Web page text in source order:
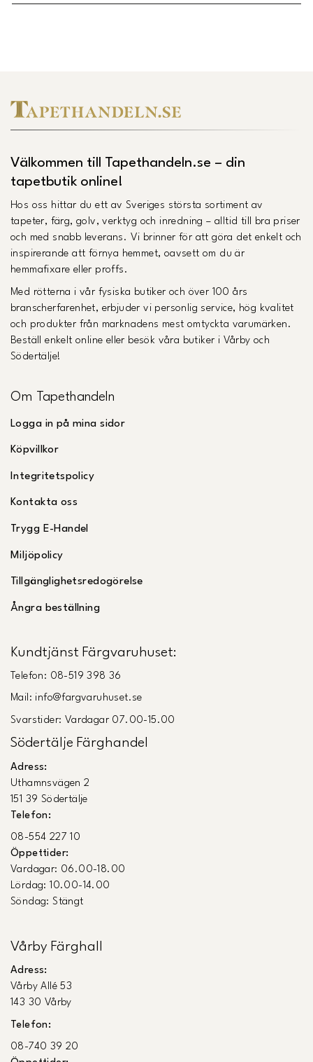
Välkommen till Tapethandeln.se – din
tapetbutik online!
Hos oss hittar du ett av Sveriges största sortiment av
tapeter, färg, golv, verktyg och inredning – alltid till bra priser
och med snabb leverans. Vi brinner för att göra det enkelt och
inspirerande att förnya hemmet, oavsett om du är
hemmafixare eller proffs.
Med rötterna i vår fysiska butiker och över 100 års
branscherfarenhet, erbjuder vi personlig service, hög kvalitet
och produkter från marknadens mest omtyckta varumärken.
Beställ enkelt online eller besök våra butiker i Vårby och
Södertälje!
Om Tapethandeln
Logga in på mina sidor
Köpvillkor
Integritetspolicy
Kontakta oss
Trygg E-Handel
Miljöpolicy
Tillgänglighetsredogörelse
Ångra beställning
Kundtjänst Färgvaruhuset:
Telefon: 08-519 398 36
Mail: info@fargvaruhuset.se
Svarstider: Vardagar 07.00-15.00
Södertälje Färghandel
Adress:
Uthamnsvägen 2
151 39 Södertälje
Telefon:
08-554 227 10
Öppettider:
Vardagar: 06.00-18.00
Lördag: 10.00-14.00
Söndag: Stängt
Vårby Färghall
Adress:
Vårby Allé 53
143 30 Vårby
Telefon:
08-740 39 20